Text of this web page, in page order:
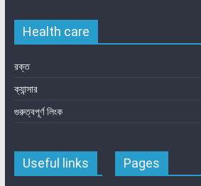
Health care
রক্ত
ক্যান্সার
গুরুত্বপূর্ণ লিংক
Useful links Pages